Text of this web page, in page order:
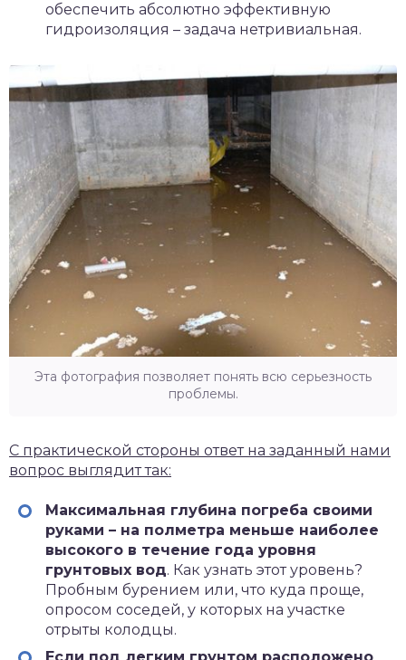
обеспечить абсолютно эффективную
гидроизоляция – задача нетривиальная.
Эта фотография позволяет понять всю серьезность
проблемы.
С практической стороны ответ на заданный нами
вопрос выглядит так:
Максимальная глубина погреба своими
руками – на полметра меньше наиболее
высокого в течение года уровня
грунтовых вод. Как узнать этот уровень?
Пробным бурением или, что куда проще,
опросом соседей, у которых на участке
отрыты колодцы.